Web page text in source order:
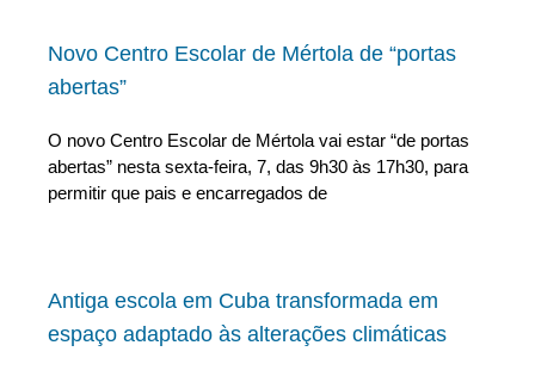
Novo Centro Escolar de Mértola de “portas
abertas”
O novo Centro Escolar de Mértola vai estar “de portas
abertas” nesta sexta-feira, 7, das 9h30 às 17h30, para
permitir que pais e encarregados de
Antiga escola em Cuba transformada em
espaço adaptado às alterações climáticas